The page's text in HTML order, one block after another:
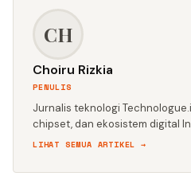
CH
Choiru Rizkia
PENULIS
Jurnalis teknologi
chipset, dan ekosistem digital
LIHAT SEMUA ARTIKEL →